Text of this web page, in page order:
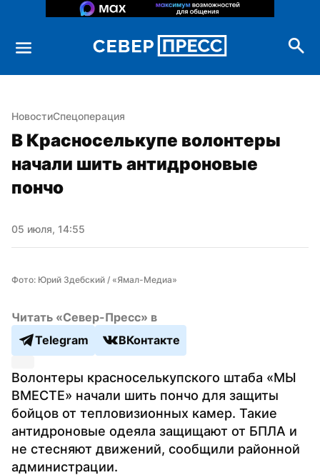
НовостиСпецоперация
В Красноселькупе волонтеры
начали шить антидроновые
пончо
05 июля, 14:55
Фото: Юрий Здебский / «Ямал-Медиа»
Читать «Север-Пресс» в
Telegram
ВКонтакте
Волонтеры красноселькупского штаба «МЫ
ВМЕСТЕ» начали шить пончо для защиты
бойцов от тепловизионных камер. Такие
антидроновые одеяла защищают от БПЛА и
не стесняют движений, сообщили районной
администрации.